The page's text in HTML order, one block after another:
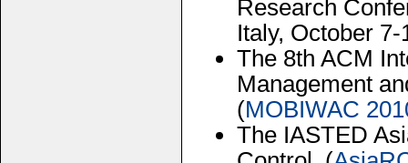
Research
Italy, October 7-
The 8th ACM
Management
(MOBIWAC
The IASTED